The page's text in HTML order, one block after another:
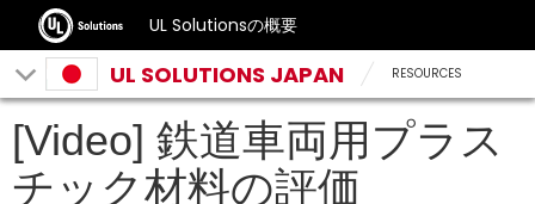
UL Solutionsの概要
UL SOLUTIONS JAPAN RESOURCES
[Video] 鉄道車両用プラス
チック材料の評価